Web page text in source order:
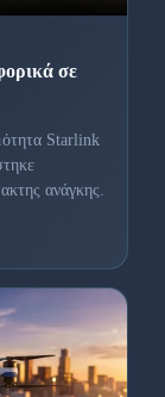
σε
Starlink
ανάγκης.